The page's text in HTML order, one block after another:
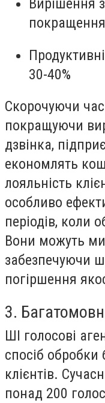
Вирішення
30-40%
Скорочуючи
покращуючи
дзвінка,
економлять
лояльність
особливо
періодів, коли
Вони можуть
забезпечуючи
погіршення
3.
ШІ голосові
спосіб обробки
клієнтів.
понад 200